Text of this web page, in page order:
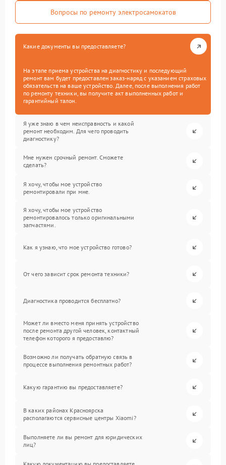
Вопросы по ремонту электросамокатов
Какие документы вы предоставляете?
На этапе приема устройства на диагностику и последующий
ремонт вам будет предоставлен заказ-наряд с указанием страховых
обязательств на ваше устройство. Далее, после выполнения работ
по ремонту техники, вы получите акт выполненных работ и
гарантийный талон.
Я уже знаю в чем неисправность и какой
ремонт необходим. Для чего проводить
диагностику?
Мне нужен срочный ремонт. Сможете
сделать?
Я хочу, чтобы мое устройство
ремонтировали при мне.
Я хочу, чтобы мое устройство
ремонтировалось только оригинальными
запчастями.
Как я узнаю, что мое устройство готово?
От чего зависит срок ремонта техники?
Диагностика проводится бесплатно?
Может ли вместо меня принять устройство
после ремонта другой человек, контактный
телефон которого я предоставлю?
Возможно ли получать обратную связь в
процессе выполнения ремонтных работ?
Какую гарантию вы предоставляете?
В каких районах Красноярска
располагаются сервисные центры Xiaomi?
Выполняете ли вы ремонт для юридических
лиц?
Какую документацию вы предоставляете